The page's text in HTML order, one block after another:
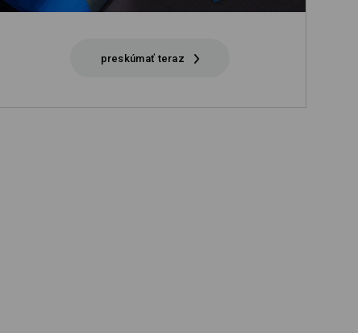
preskúmať teraz